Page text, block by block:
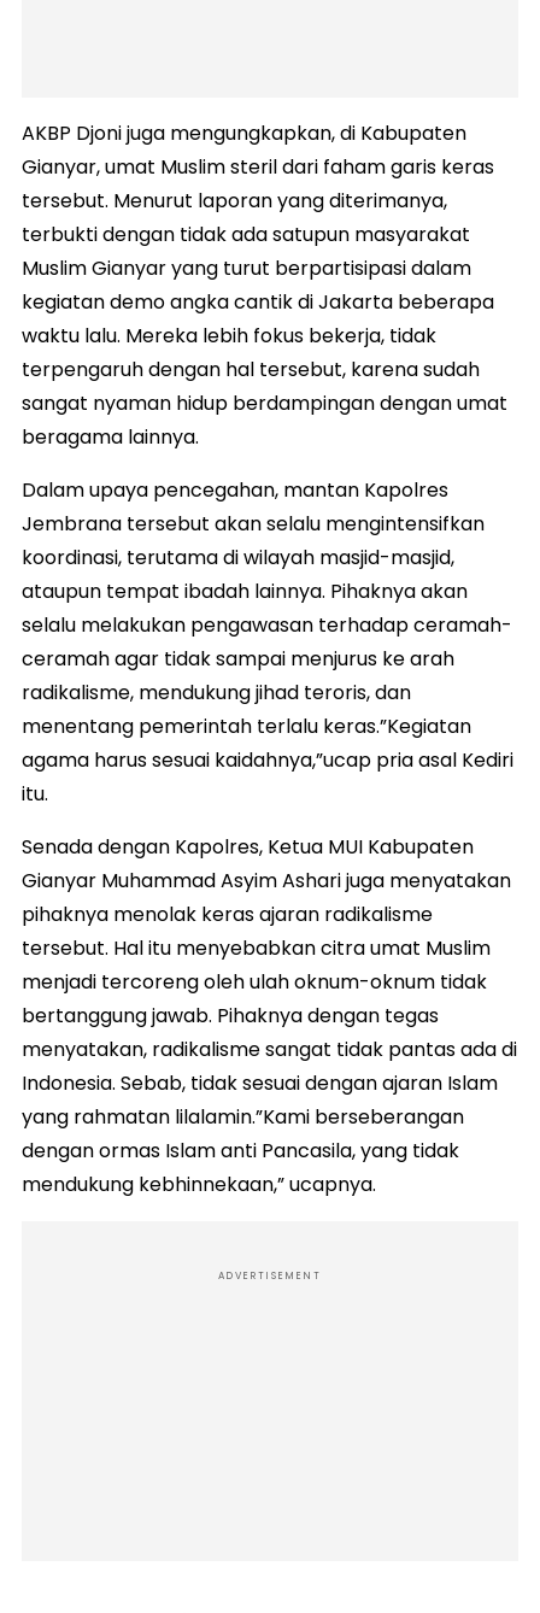
AKBP Djoni juga mengungkapkan, di Kabupaten
Gianyar, umat Muslim steril dari faham garis keras
tersebut. Menurut laporan yang diterimanya,
terbukti dengan tidak ada satupun masyarakat
Muslim Gianyar yang turut berpartisipasi dalam
kegiatan demo angka cantik di Jakarta beberapa
waktu lalu. Mereka lebih fokus bekerja, tidak
terpengaruh dengan hal tersebut, karena sudah
sangat nyaman hidup berdampingan dengan umat
beragama lainnya.
Dalam upaya pencegahan, mantan Kapolres
Jembrana tersebut akan selalu mengintensifkan
koordinasi, terutama di wilayah masjid-masjid,
ataupun tempat ibadah lainnya. Pihaknya akan
selalu melakukan pengawasan terhadap ceramah-
ceramah agar tidak sampai menjurus ke arah
radikalisme, mendukung jihad teroris, dan
menentang pemerintah terlalu keras.”Kegiatan
agama harus sesuai kaidahnya,”ucap pria asal Kediri
itu.
Senada dengan Kapolres, Ketua MUI Kabupaten
Gianyar Muhammad Asyim Ashari juga menyatakan
pihaknya menolak keras ajaran radikalisme
tersebut. Hal itu menyebabkan citra umat Muslim
menjadi tercoreng oleh ulah oknum-oknum tidak
bertanggung jawab. Pihaknya dengan tegas
menyatakan, radikalisme sangat tidak pantas ada di
Indonesia. Sebab, tidak sesuai dengan ajaran Islam
yang rahmatan lilalamin.”Kami berseberangan
dengan ormas Islam anti Pancasila, yang tidak
mendukung kebhinnekaan,” ucapnya.
ADVERTISEMENT